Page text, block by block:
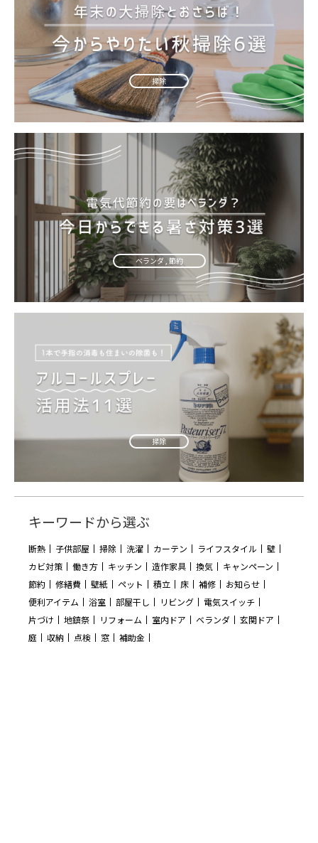
掃除
ベランダ , 節約
掃除
キーワードから選ぶ
断熱 子供部屋 掃除 洗濯 カーテン ライフスタイル
壁
カビ対策
働き方 キッチン 造作家具 換気
キャンペーン
節約
修繕費 壁紙 ペット 積立 床 補修
お知らせ
便利アイテム
浴室 部屋干し リビング
電気スイッチ
片づけ
地鎮祭 リフォーム 室内ドア ベランダ
玄関ドア
庭
収納 点検 窓 補助金